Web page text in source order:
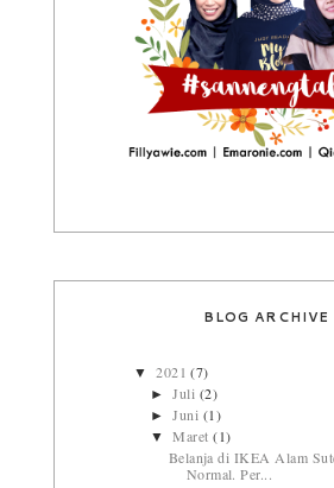
BLOG ARCHIVE
▼2021(7)
►Juli (2)
►Juni (1)
▼Maret(1)
Belanja di IKEA Alam
Normal. Per...